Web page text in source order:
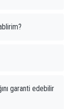
garanti edebilir